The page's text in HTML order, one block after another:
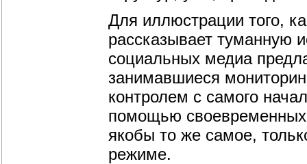
Для иллюстрации того,
рассказывает туманную
социальных медиа
занимавшиеся
контролем с самого
помощью своевременных
якобы то же самое,
режиме.